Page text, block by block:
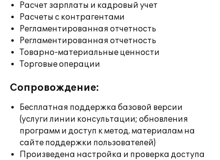
Расчет зарплаты и кадровый учет
Расчеты с контрагентами
Регламентированная отчетность
Регламентированная отчетность
Товарно-материальные ценности
Торговые операции
Сопровождение:
Бесплатная поддержка базовой версии
(услуги линии консультации; обновления
программ и доступ к метод. материалам на
сайте поддержки пользователей)
Произведена настройка и проверка доступа